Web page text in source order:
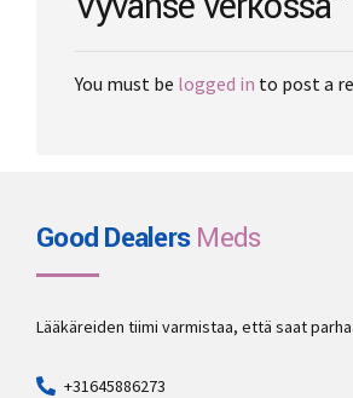
You must be logged in to post a
Good DealersMeds
Lääkäreiden tiimi varmistaa, että saat
+31645886273